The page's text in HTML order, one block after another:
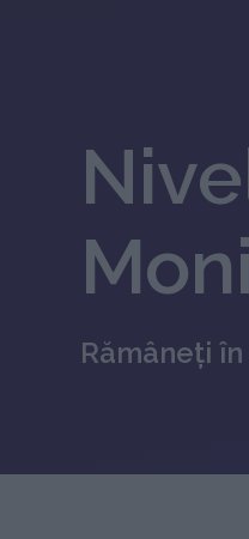
Rămâneți